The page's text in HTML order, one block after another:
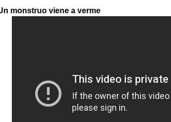
monstruo viene a verme